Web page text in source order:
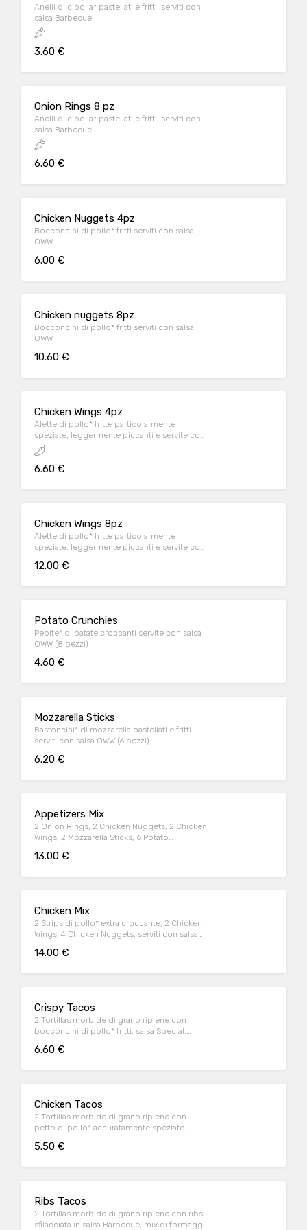
Anelli di cipolla* pastellati e fritti, serviti con
salsa Barbecue
3.60 €
Onion Rings 8 pz
Anelli di cipolla* pastellati e fritti, serviti con
salsa Barbecue
6.60 €
Chicken Nuggets 4pz
Bocconcini di pollo* fritti serviti con salsa
OWW
6.00 €
Chicken nuggets 8pz
Bocconcini di pollo* fritti serviti con salsa
OWW
10.60 €
Chicken Wings 4pz
Alette di pollo* fritte particolarmente
speziate, leggermente piccanti e servite con
salsa OWW
6.60 €
Chicken Wings 8pz
Alette di pollo* fritte particolarmente
speziate, leggermente piccanti e servite con
12.00 €
Potato Crunchies
Pepite* di patate croccanti servite con salsa
OWW (8 pezzi)
4.60 €
Mozzarella Sticks
Bastoncini* di mozzarella pastellati e fritti
serviti con salsa OWW (6 pezzi)
6.20 €
Appetizers Mix
2 Onion Rings, 2 Chicken Nuggets, 2 Chicken
Wings, 2 Mozzarella Sticks, 6 Potato
13.00 €
Chicken Mix
2 Strips di pollo* extra croccante, 2 Chicken
Wings, 4 Chicken Nuggets, serviti con salsa
14.00 €
Crispy Tacos
2 Tortillas morbide di grano ripiene con
bocconcini di pollo* fritti, salsa Special,
guarnito con sauce Cream
6.60 €
Chicken Tacos
2 Tortillas morbide di grano ripiene con
petto di pollo* accuratamente speziato,
Messicana, mix di formaggi, insalata iceberg
5.50 €
Ribs Tacos
2 Tortillas morbide di grano ripiene con ribs
sfilacciata in salsa Barbecue, mix di formaggi,